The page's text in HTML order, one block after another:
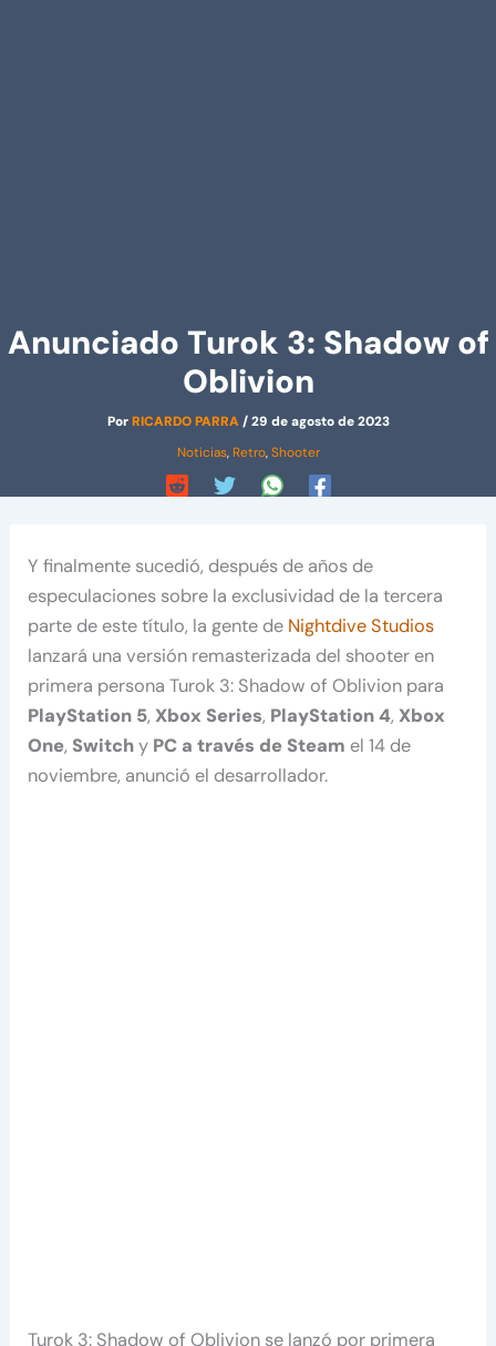
Anunciado Turok 3: Shadow of
Oblivion
PorRICARDO PARRA/29 de agosto de 2023
Noticias, Retro,Shooter
Y finalmente sucedió, después de años de
especulaciones sobre la exclusividad de la tercera
parte de este título, la gente de Nightdive Studios
lanzará una versión remasterizada del shooter en
primera persona Turok 3: Shadow of Oblivion para
PlayStation 5, Xbox Series, PlayStation 4, Xbox
One, Switchy PC a través de Steam el 14 de
noviembre, anunció el desarrollador.
Turok 3: Shadow of Oblivion se lanzó por primera